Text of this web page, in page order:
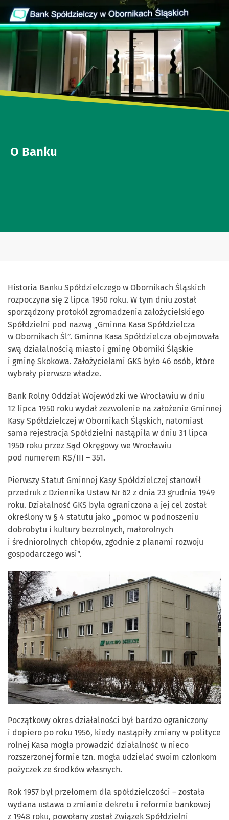
O Banku
Historia Banku Spółdzielczego w Obornikach Śląskich
rozpoczyna się 2 lipca 1950 roku. W tym dniu został
sporządzony protokół zgromadzenia założycielskiego
Spółdzielni pod nazwą „Gminna Kasa Spółdzielcza
w Obornikach Śl”. Gminna Kasa Spółdzielcza obejmowała
swą działalnością miasto i gminę Oborniki Śląskie
i gminę Skokowa. Założycielami GKS było 46 osób, które
wybrały pierwsze władze.
Bank Rolny Oddział Wojewódzki we Wrocławiu w dniu
12 lipca 1950 roku wydał zezwolenie na założenie Gminnej
Kasy Spółdzielczej w Obornikach Śląskich, natomiast
sama rejestracja Spółdzielni nastąpiła w dniu 31 lipca
1950 roku przez Sąd Okręgowy we Wrocławiu
pod numerem RS/III – 351.
Pierwszy Statut Gminnej Kasy Spółdzielczej stanowił
przedruk z Dziennika Ustaw Nr 62 z dnia 23 grudnia 1949
roku. Działalność GKS była ograniczona a jej cel został
określony w § 4 statutu jako „pomoc w podnoszeniu
dobrobytu i kultury bezrolnych, małorolnych
i średniorolnych chłopów, zgodnie z planami rozwoju
gospodarczego wsi”.
Początkowy okres działalności był bardzo ograniczony
i dopiero po roku 1956, kiedy nastąpiły zmiany w polityce
rolnej Kasa mogła prowadzić działalność w nieco
rozszerzonej formie tzn. mogła udzielać swoim członkom
pożyczek ze środków własnych.
Rok 1957 był przełomem dla spółdzielczości – została
wydana ustawa o zmianie dekretu i reformie bankowej
z 1948 roku, powołany został Związek Spółdzielni